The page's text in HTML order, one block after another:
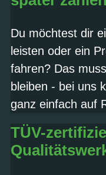
Du möchtest dir
leisten oder ein
fahren? Das
bleiben - bei uns
ganz einfach auf
TÜV-